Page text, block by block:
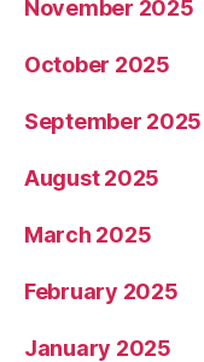
November 2025
October 2025
September 2025
August 2025
March 2025
February 2025
January 2025